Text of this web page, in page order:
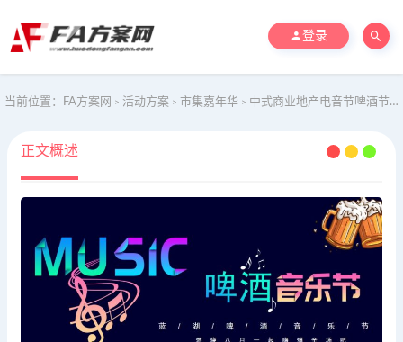
登录
当前位置： FA方案网 > 活动方案 > 市集嘉年华 > 中式商业地产电音节啤酒节活动策划方案
正文概述